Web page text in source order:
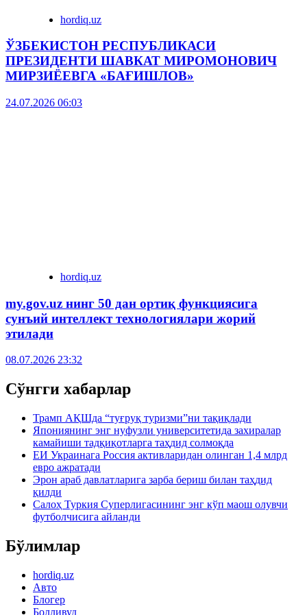
hordiq.uz
ЎЗБЕКИСТОН РЕСПУБЛИКАСИ
ПРЕЗИДЕНТИ ШАВКАТ МИРОМОНОВИЧ
МИРЗИЁЕВГА «БАҒИШЛОВ»
24.07.2026 06:03
hordiq.uz
my.gov.uz нинг 50 дан ортиқ функциясига
сунъий интеллект технологиялари жорий
этилади
08.07.2026 23:32
Сўнгги хабарлар
Трамп АҚШда “туғруқ туризми”ни тақиқлади
Япониянинг энг нуфузли университетида захиралар
камайиши тадқиқотларга таҳдид солмоқда
ЕИ Украинага Россия активларидан олинган 1,4 млрд
евро ажратади
Эрон араб давлатларига зарба бериш билан таҳдид
қилди
Салоҳ Туркия Суперлигасининг энг кўп маош олувчи
футболчисига айланди
Бўлимлар
hordiq.uz
Авто
Блогер
Болливуд